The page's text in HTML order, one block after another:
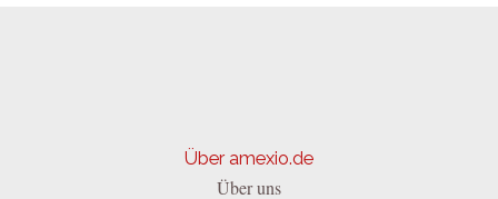
Über amexio.de
Über uns